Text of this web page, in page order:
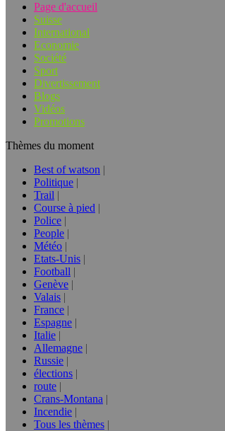
Page d'accueil
Suisse
International
Economie
Société
Sport
Divertissement
Blogs
Vidéos
Promotions
Thèmes du moment
Best of watson
Politique
Trail
Course à pied
Police
People
Météo
Etats-Unis
Football
Genève
Valais
France
Espagne
Italie
Allemagne
Russie
élections
route
Crans-Montana
Incendie
Tous les thèmes